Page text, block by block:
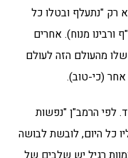
רק "נתעלף ובטלו כל
מנוח). אחרים
מהעולם הזה לעולם
(כי-טוב).
לפי הרמב"ן "נפשות
כל היום, לובשת לבושה